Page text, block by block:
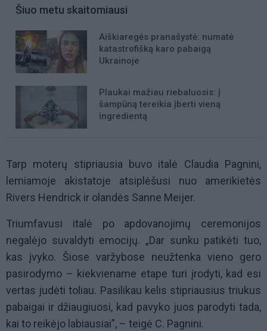
Šiuo metu skaitomiausi
Aiškiaregės pranašystė: numatė
katastrofišką karo pabaigą
Ukrainoje
Plaukai mažiau riebaluosis: į
šampūną tereikia įberti vieną
ingredientą
Tarp moterų stipriausia buvo italė Claudia Pagnini,
lemiamoje akistatoje atsiplėšusi nuo amerikietės
Rivers Hendrick ir olandės Sanne Meijer.
Triumfavusi italė po apdovanojimų ceremonijos
negalėjo suvaldyti emocijų. „Dar sunku patikėti tuo,
kas įvyko. Šiose varžybose neužtenka vieno gero
pasirodymo – kiekviename etape turi įrodyti, kad esi
vertas judėti toliau. Pasilikau kelis stipriausius triukus
pabaigai ir džiaugiuosi, kad pavyko juos parodyti tada,
kai to reikėjo labiausiai”, – teigė C. Pagnini.